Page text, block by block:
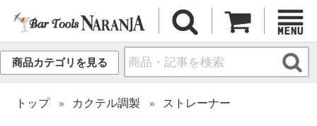
商品カテゴリを見る
トップ カクテル調製 ストレーナー